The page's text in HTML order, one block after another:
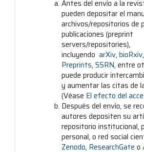
Antes del envío a la
pueden depositar el
archivos/repositorios de
publicaciones (preprint
servers/repositories),
incluyendo arXiv, bioRxiv,
Preprints, SSRN, entre
puede producir
y aumentar las citas de
(Véase El efecto del
Después del envío, se
autores depositen su
repositorio institucional,
personal, o red social
Zenodo, ResearchGate o